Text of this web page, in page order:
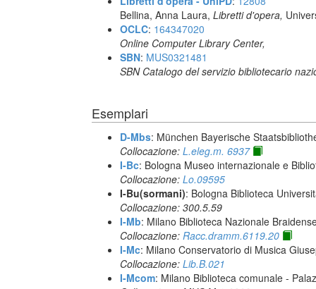
Bellina, Anna Laura, Libretti d'opera,
OCLC: 164347020
Online Computer Library Center,
SBN: MUS0321481
SBN Catalogo del servizio bibliotecario
Esemplari
D-Mbs: München Bayerische
Collocazione: L.eleg.m. 6937
I-Bc: Bologna Museo internazionale e
Collocazione: Lo.09595
I-Bu(sormani): Bologna Biblioteca
Collocazione: 300.5.59
I-Mb: Milano Biblioteca Nazionale
Collocazione: Racc.dramm.6119.20
I-Mc: Milano Conservatorio di Musica
Collocazione: Lib.B.021
I-Mcom: Milano Biblioteca comunale -